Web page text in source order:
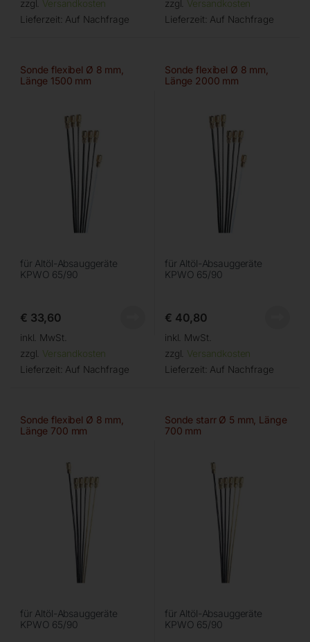
zzgl. Versandkosten
Lieferzeit: Auf Nachfrage
zzgl. Versandkosten
Lieferzeit: Auf Nachfrage
Sonde flexibel Ø 8 mm,
Länge 1500 mm
für Altöl-Absauggeräte
KPWO 65/90
€ 33,60
inkl. MwSt.
zzgl. Versandkosten
Lieferzeit: Auf Nachfrage
Sonde flexibel Ø 8 mm,
Länge 2000 mm
für Altöl-Absauggeräte
KPWO 65/90
€ 40,80
inkl. MwSt.
zzgl. Versandkosten
Lieferzeit: Auf Nachfrage
Sonde flexibel Ø 8 mm,
Länge 700 mm
für Altöl-Absauggeräte
KPWO 65/90
Sonde starr Ø 5 mm, Länge
700 mm
für Altöl-Absauggeräte
KPWO 65/90